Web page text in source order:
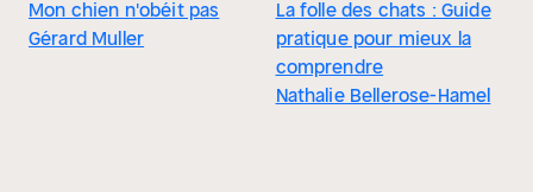
Mon chien n'obéit pas
Gérard Muller
La folle des chats : Guide
pratique pour mieux la
comprendre
Nathalie Bellerose-Hamel